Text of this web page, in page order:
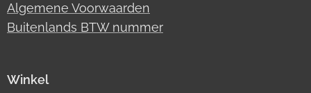
Algemene Voorwaarden
Buitenlands BTW nummer
Winkel